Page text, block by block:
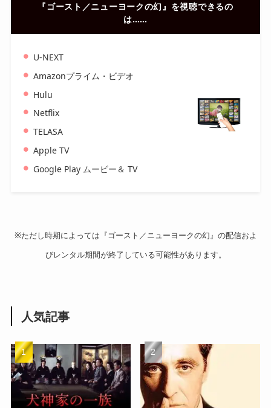
『ゴースト／ニューヨークの幻』を視聴できるの
は……
U-NEXT
Amazonプライム・ビデオ
Hulu
Netflix
TELASA
Apple TV
Google Play ムービー＆ TV
※ただし時期によっては『ゴースト／ニューヨークの幻』の配信およ
びレンタル期間が終了している可能性があります。
人気記事